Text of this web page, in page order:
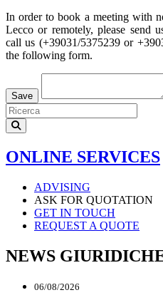
In order to book a meeting with
Lecco or remotely, please send
call us (+39031/5375239 or
the following form.
Save
ONLINE SERVICES
ADVISING
ASK FOR QUOTATION
GET IN TOUCH
REQUEST A QUOTE
NEWS
06/08/2026